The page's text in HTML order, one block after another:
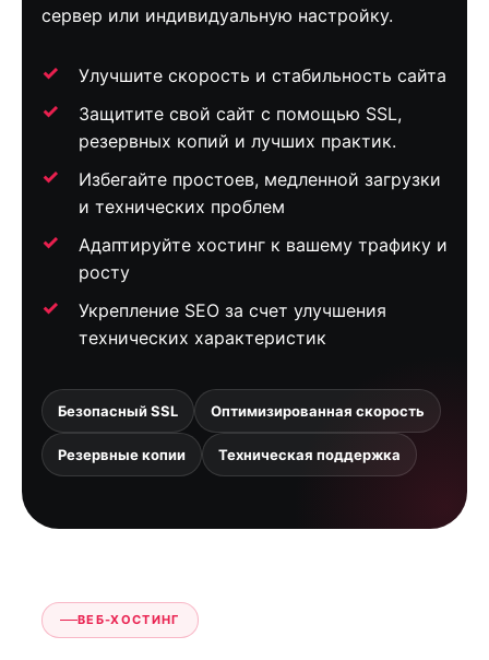
сервер или индивидуальную настройку.
Улучшите скорость и стабильность сайта
Защитите свой сайт с помощью SSL,
резервных копий и лучших практик.
Избегайте простоев, медленной загрузки
и технических проблем
Адаптируйте хостинг к вашему трафику и
росту
Укрепление SEO за счет улучшения
технических характеристик
Безопасный SSL Оптимизированная скорость
Резервные копии Техническая поддержка
ВЕБ-ХОСТИНГ